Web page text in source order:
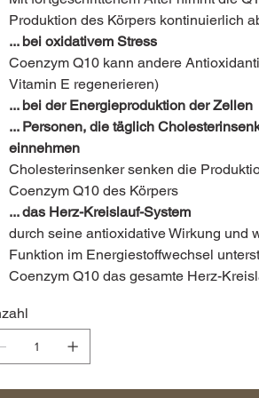
Produktion des Körpers kontinuierlich
... bei oxidativem Stress
Coenzym Q10 kann andere
Vitamin E regenerieren)
... bei der Energieproduktion der Zellen
... Personen, die täglich
einnehmen
Cholesterinsenker senken die
Coenzym Q10 des Körpers
... das Herz-Kreislauf-System
durch seine antioxidative Wirkung und
Funktion im Energiestoffwechsel
Coenzym Q10 das gesamte Herz-